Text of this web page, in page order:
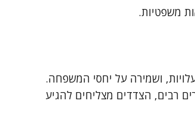
משפטיות.
ושמירה על יחסי המשפחה.
רבים, הצדדים מצליחים להגיע